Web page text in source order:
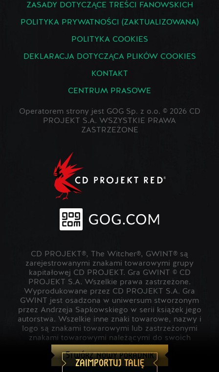
Stwórz nowy poradnik
ZAIMPORTUJ TALIĘ
ZASADY DOTYCZĄCE TREŚCI FANOWSKICH
POLITYKA PRYWATNOŚCI (ZAKTUALIZOWANA)
POLITYKA COOKIES
DEKLARACJA DOTYCZĄCA PLIKÓW COOKIES
KONTAKT
CENTRUM PRASOWE
Operatorem strony jest GOG Sp. z o.o. © 2026 CD
PROJEKT S.A. WSZYSTKIE PRAWA
ZASTRZEŻONE
CD PROJEKT®, The Witcher®, GWINT® są
zarejestrowanymi znakami towarowymi grupy
kapitałowej CD PROJEKT. Gra GWINT © CD
PROJEKT S.A. Wszelkie prawa zastrzeżone.
Wyprodukowane przez CD PROJEKT S.A. Gra
GWINT jest osadzona w uniwersum stworzonym
przez Andrzeja Sapkowskiego w serii książek jego
autorstwa. Wszelkie inne znaki towarowe, nazwy i
logo są znakami towarowymi lub zastrzeżonymi
znakami towarowymi należącymi do swoich
prawowitych właścicieli.